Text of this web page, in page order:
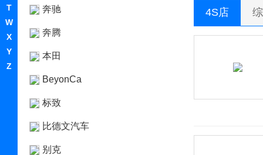
T
W
X
Y
Z
奔驰
奔腾
本田
BeyonCa
标致
比德文汽车
别克
4S店